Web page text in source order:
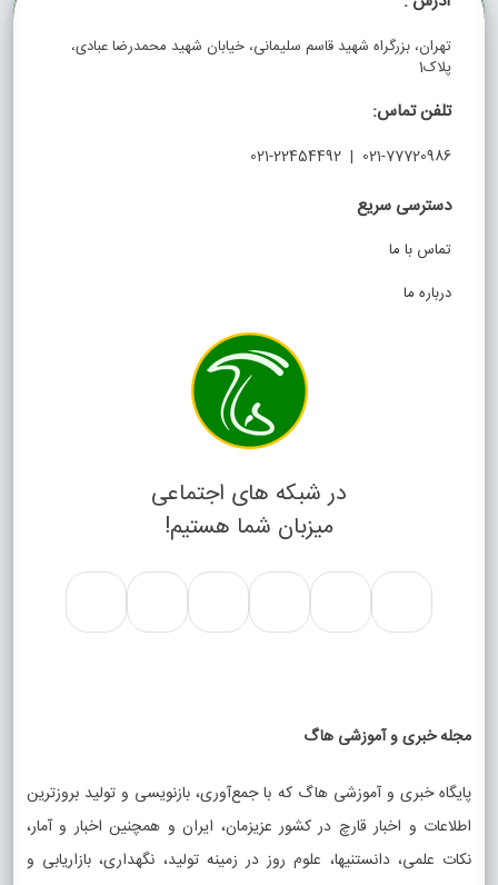
تهران، بزرگراه شهید قاسم سلیمانی، خیابان شهید محمدرضا عبادی،
پلاک1
تلفن تماس:
021-77720986 | 021-22454492
دسترسی سریع
تماس با ما
درباره ما
در شبکه های اجتماعی
میزبان شما هستیم!
مجله خبری و آموزشی هاگ
پایگاه خبری و آموزشی هاگ که با جمع‌آوری، بازنویسی و تولید بروزترین
اطلاعات و اخبار قارچ در کشور عزیزمان، ایران و همچنین اخبار و آمار،
نکات علمی، دانستنیها، علوم روز در زمینه تولید، نگهداری، بازاریابی و